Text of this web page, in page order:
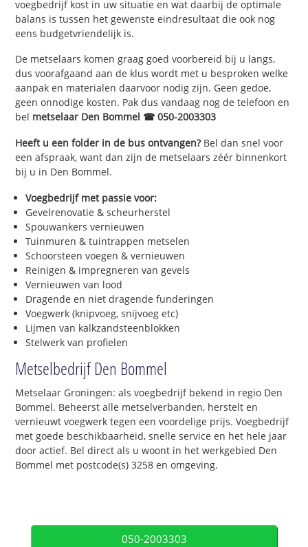
voegbedrijf kost in uw situatie en wat daarbij de optimale
balans is tussen het gewenste eindresultaat die ook nog
eens budgetvriendelijk is.
De metselaars komen graag goed voorbereid bij u langs,
dus voorafgaand aan de klus wordt met u besproken welke
aanpak en materialen daarvoor nodig zijn. Geen gedoe,
geen onnodige kosten. Pak dus vandaag nog de telefoon en
bel metselaar Den Bommel ☎ 050-2003303
Heeft u een folder in de bus ontvangen?Bel dan snel voor
een afspraak, want dan zijn de metselaars zéér binnenkort
bij u in Den Bommel.
Voegbedrijf met passie voor:
Gevelrenovatie & scheurherstel
Spouwankers vernieuwen
Tuinmuren & tuintrappen metselen
Schoorsteen voegen & vernieuwen
Reinigen & impregneren van gevels
Vernieuwen van lood
Dragende en niet dragende funderingen
Voegwerk (knipvoeg, snijvoeg etc)
Lijmen van kalkzandsteenblokken
Stelwerk van profielen
Metselbedrijf Den Bommel
Metselaar Groningen: als voegbedrijf bekend in regio Den
Bommel. Beheerst alle metselverbanden, herstelt en
vernieuwt voegwerk tegen een voordelige prijs. Voegbedrijf
met goede beschikbaarheid, snelle service en het hele jaar
door actief. Bel direct als u woont in het werkgebied Den
Bommel met postcode(s) 3258 en omgeving.
050-2003303